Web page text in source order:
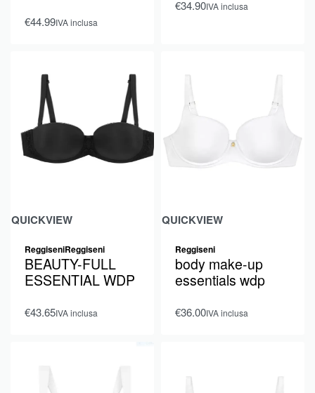
€44.99IVA inclusa
€34.90IVA inclusa
QUICKVIEW
ReggiseniReggiseni
BEAUTY-FULL
ESSENTIAL WDP
€43.65IVA inclusa
QUICKVIEW
Reggiseni
body make-up
essentials wdp
€36.00IVA inclusa